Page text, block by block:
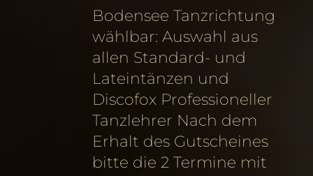
Bodensee Tanzrichtung
wählbar: Auswahl aus
allen Standard- und
Lateintänzen und
Discofox Professioneller
Tanzlehrer Nach dem
Erhalt des Gutscheines
bitte die 2 Termine mit